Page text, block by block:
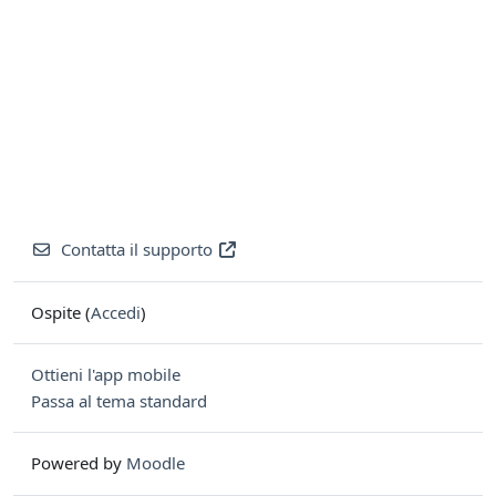
Contatta il supporto
Ospite (Accedi)
Ottieni l'app mobile
Passa al tema standard
Powered by Moodle